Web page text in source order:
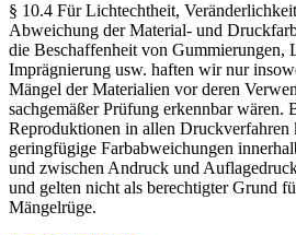
§ 10.4 Für Lichtechtheit,
Abweichung der Material- und
die Beschaffenheit von Gummierungen,
Imprägnierung usw. haften wir nur
Mängel der Materialien vor deren
sachgemäßer Prüfung erkennbar wären.
Reproduktionen in allen Druckverfahren
geringfügige Farbabweichungen
und zwischen Andruck und
und gelten nicht als berechtigter Grund
Mängelrüge.